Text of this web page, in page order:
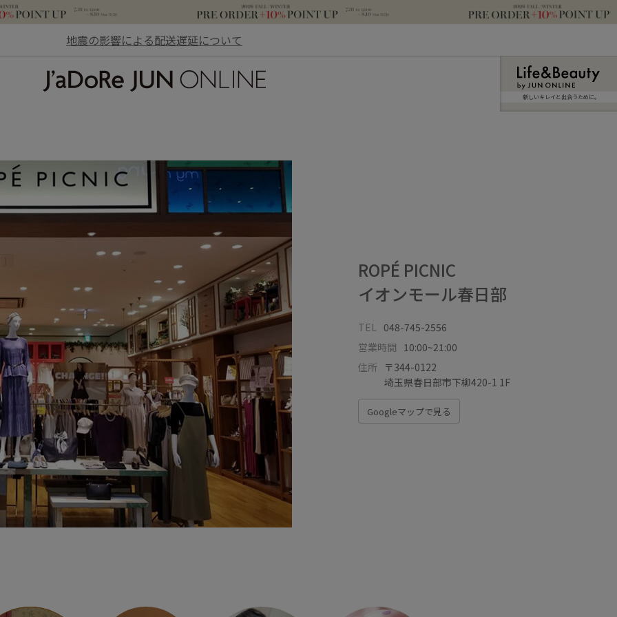
地震の影響による配送遅延について
新しいキレイと出合うために。
ROPÉ PICNIC
イオンモール春日部
TEL 048-745-2556
営業時間 10:00~21:00
住所 〒344-0122
埼玉県春日部市下柳420-1 1F
Googleマップで見る